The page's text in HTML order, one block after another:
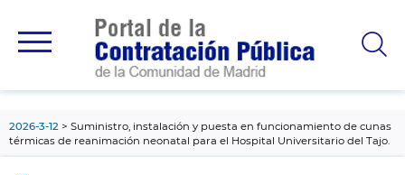
principal
2026-3-12
Suministro, instalación y puesta en funcionamiento de cunas
térmicas de reanimación neonatal para el Hospital Universitario del Tajo.